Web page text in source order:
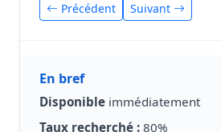
Précédent Suivant
En bref
Disponible immédiatement
Taux recherché : 80%